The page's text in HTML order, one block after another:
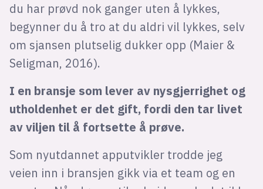
du har prøvd nok ganger uten å lykkes,
begynner du å tro at du aldri vil lykkes, selv
om sjansen plutselig dukker opp (Maier &
Seligman, 2016).
I en bransje som lever av nysgjerrighet og
utholdenhet er det gift, fordi den tar livet
av viljen til å fortsette å prøve.
Som nyutdannet apputvikler trodde jeg
veien inn i bransjen gikk via et team og en